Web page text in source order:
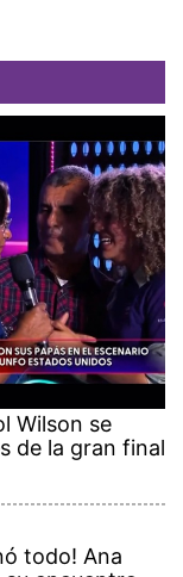
Wilson se
de la gran final
todo! Ana